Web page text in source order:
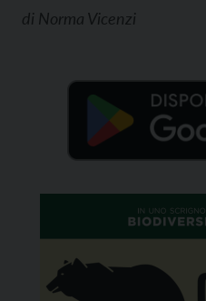
di Norma Vicenzi